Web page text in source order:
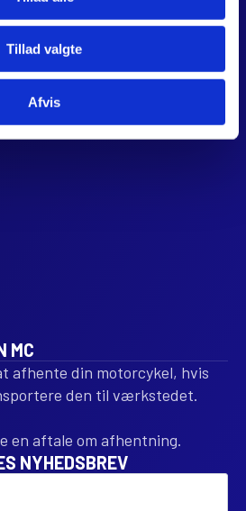
Tillad valgte
Afvis
MC
afhente din motorcykel, hvis
den til værkstedet.
en aftale om afhentning.
NYHEDSBREV